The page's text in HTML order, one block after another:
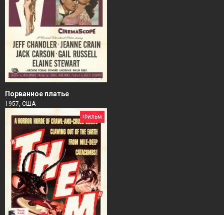
Порванное платье
1957, США
Фильм